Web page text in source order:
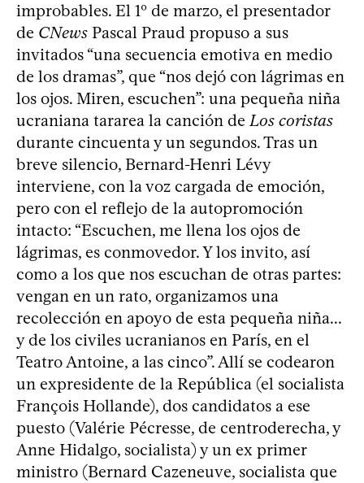
improbables. El 1º de marzo, el presentador
de CNews Pascal Praud propuso a sus
invitados “una secuencia emotiva en medio
de los dramas”, que “nos dejó con lágrimas en
los ojos. Miren, escuchen”: una pequeña niña
ucraniana tararea la canción deLos coristas
durante cincuenta y un segundos. Tras un
breve silencio, Bernard-Henri Lévy
interviene, con la voz cargada de emoción,
pero con el reflejo de la autopromoción
intacto: “Escuchen, me llena los ojos de
lágrimas, es conmovedor. Y los invito, así
como a los que nos escuchan de otras partes:
vengan en un rato, organizamos una
recolección en apoyo de esta pequeña niña...
y de los civiles ucranianos en París, en el
Teatro Antoine, a las cinco”. Allí se codearon
un expresidente de la República (el socialista
François Hollande), dos candidatos a ese
puesto (Valérie Pécresse, de centroderecha, y
Anne Hidalgo, socialista) y un ex primer
ministro (Bernard Cazeneuve, socialista que